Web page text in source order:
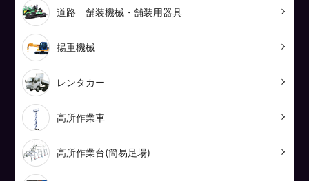
道路 舗装機械・舗装用器具
揚重機械
レンタカー
高所作業車
高所作業台(簡易足場)